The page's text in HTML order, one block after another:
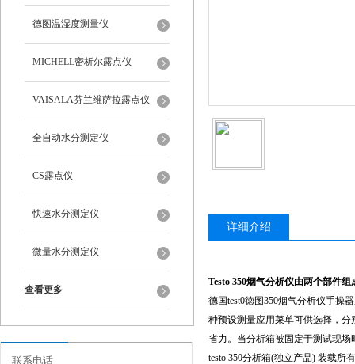
德图温湿度测量仪
MICHELL密析尔露点仪
VAISALA芬兰维萨拉露点仪
全自动水分测定仪
CS露点仪
快速水分测定仪
微量水分测定仪
查看更多
联系电话
详细介绍
Testo 350烟气分析仪由两个部件组
德国test0徳图350烟气分析仪手操
种预设测量应用菜单可供选择，
省力。当分析箱被固定于测试现
testo 350分析箱(独立产品) 装载所